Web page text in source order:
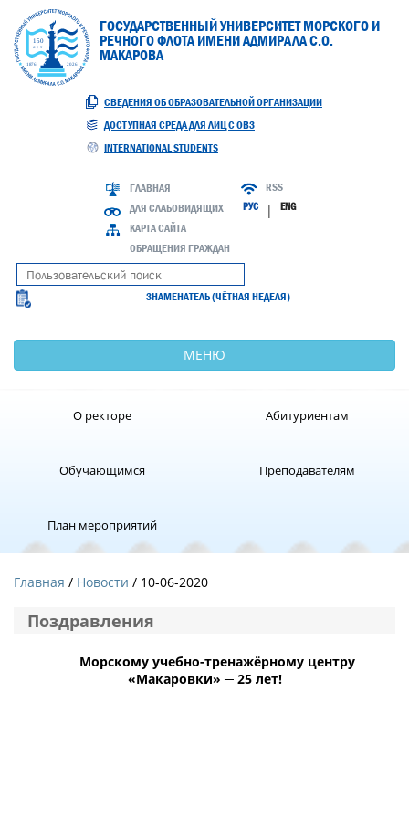
ГОСУДАРСТВЕННЫЙ УНИВЕРСИТЕТ МОРСКОГО И
РЕЧНОГО ФЛОТА ИМЕНИ АДМИРАЛА С.О.
МАКАРОВА
СВЕДЕНИЯ ОБ ОБРАЗОВАТЕЛЬНОЙ ОРГАНИЗАЦИИ
ДОСТУПНАЯ СРЕДА ДЛЯ ЛИЦ С ОВЗ
INTERNATIONAL STUDENTS
ГЛАВНАЯ
ДЛЯ СЛАБОВИДЯЩИХ
КАРТА САЙТА
ОБРАЩЕНИЯ ГРАЖДАН
RSS
РУС | ENG
ЗНАМЕНАТЕЛЬ (ЧЁТНАЯ НЕДЕЛЯ)
МЕНЮ
О ректоре Абитуриентам
Обучающимся Преподавателям
План мероприятий
Главная Новости / 10-06-2020
Поздравления
Морскому учебно-тренажёрному центру
«Макаровки» ─ 25 лет!